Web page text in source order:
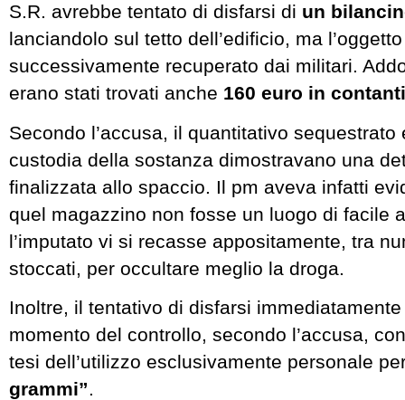
S.R. avrebbe tentato di disfarsi di un
lanciandolo sul tetto dell’edificio, ma
successivamente recuperato dai militari.
erano stati trovati anche 160 euro in contanti
Secondo l’accusa, il quantitativo sequestrato
custodia della sostanza dimostravano una
finalizzata allo spaccio. Il pm aveva infatti
quel magazzino non fosse un luogo di facile
l’imputato vi si recasse appositamente, tra
stoccati, per occultare meglio la droga.
Inoltre, il tentativo di disfarsi
momento del controllo, secondo l’accusa,
tesi dell’utilizzo esclusivamente personale
grammi”.